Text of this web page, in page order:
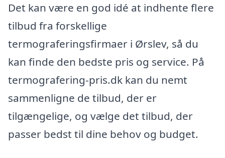
Det kan være en god idé at indhente flere
tilbud fra forskellige
termograferingsfirmaer i Ørslev, så du
kan finde den bedste pris og service. På
termografering-pris.dk kan du nemt
sammenligne de tilbud, der er
tilgængelige, og vælge det tilbud, der
passer bedst til dine behov og budget.